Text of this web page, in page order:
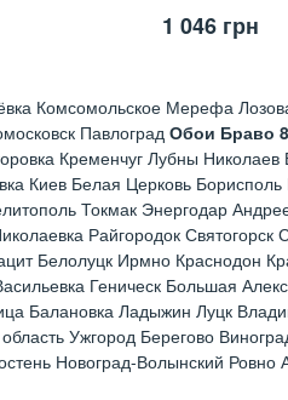
1 046грн
Комсомольское Мерефа
Павлоград Обои Браво
Кременчуг Лубны
Киев Белая Церковь
Токмак Энергодар
Райгородок
Белолуцк Ирмно Краснодон
Геническ Большая
Балановка Ладыжин Луцк
Ужгород Берегово
Новоград-Волынский Ровно